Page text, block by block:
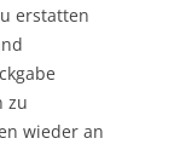
erstatten
zu
wieder an